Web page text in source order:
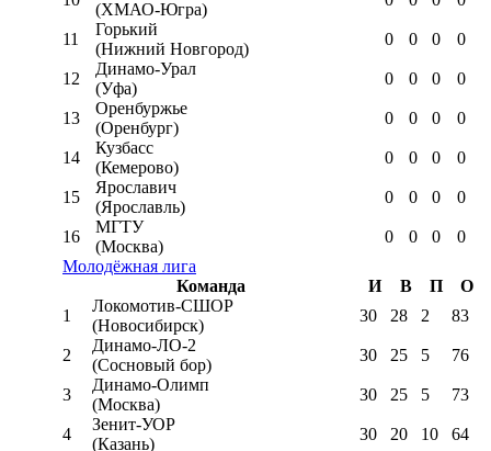
(ХМАО-Югра)
11
Горький
(Нижний Новгород)
0 0 0 0
12
Динамо-Урал
(Уфа)
0 0 0 0
13
Оренбуржье
(Оренбург)
0 0 0 0
14
Кузбасс
(Кемерово)
0 0 0 0
15
Ярославич
(Ярославль)
0 0 0 0
16
МГТУ
(Москва)
0 0 0
0
Молодёжная лига
Команда
И В П
О
1
Локомотив-CШОР
(Новосибирск)
30 28 2 83
2
Динамо-ЛО-2
(Сосновый бор)
30 25 5 76
3
Динамо-Олимп
(Москва)
30 25 5 73
4
Зенит-УОР
(Казань)
30 20 10 64